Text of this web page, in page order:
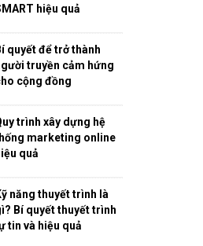
hiệu quả
quyết để trở thành
truyền cảm hứng
cộng đồng
trình xây dựng hệ
marketing online
quả
năng thuyết trình là
Bí quyết thuyết trình
tin và hiệu quả